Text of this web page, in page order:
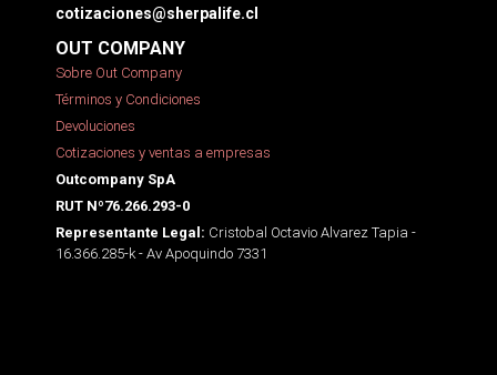
cotizaciones@sherpalife.cl
OUT COMPANY
Sobre Out Company
Términos y Condiciones
Devoluciones
Cotizaciones y ventas a empresas
Outcompany SpA
RUT Nº76.266.293-0
Representante Legal: Cristobal Octavio Alvarez Tapia -
16.366.285-k - Av Apoquindo 7331